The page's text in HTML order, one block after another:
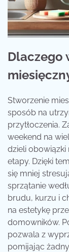
Dlaczego
Stworzenie
sposób na
przytłoczenia.
weekend na
dzieli obowiązki
etapy. Dzięki
się mniej
sprzątanie
brudu, kurzu i
na estetykę
domowników.
pozwala z
pomijając